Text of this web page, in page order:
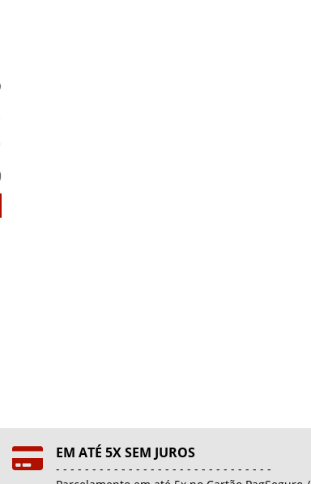
EM ATÉ 5X SEM JUROS
- - - - - - - - - - - - - - - - - - - - - - - - - - - - - -